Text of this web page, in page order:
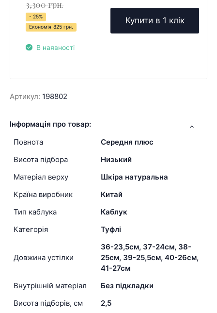
3,300 грн.
- 25%
Економія 825 грн.
В наявності
Купити в 1 клік
Артикул: 198802
Інформація про товар:
Повнота
Середня плюс
Висота підбора
Низький
Матеріал верху
Шкіра натуральна
Країна виробник
Китай
Тип каблука
Каблук
Категорія
Туфлі
Довжина устілки
36-23,5см, 37-24см, 38-
25см, 39-25,5см, 40-26см,
41-27см
Внутрішній матеріал
Без підкладки
Висота підборів, см
2,5